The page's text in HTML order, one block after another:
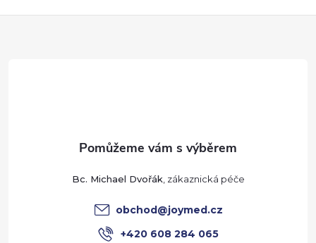
Bc. Michael Dvořák
obchod@joymed.cz
+420 608 284 065